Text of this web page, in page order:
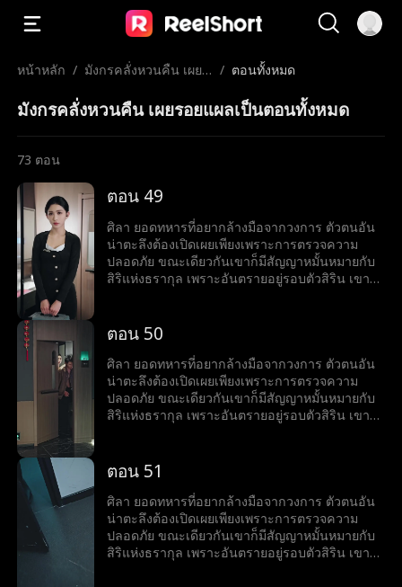
หน้าหลัก / มังกรคลั่งหวนคืน เผยร
/ ตอนทั้งหมด
มังกรคลั่งหวนคืน เผยรอยแผลเป็นตอนทั้งหมด
73 ตอน
ตอน 49
ศิลา ยอดทหารที่อยากล้างมือจากวงการ ตัวตนอัน
น่าตะลึงต้องเปิดเผยเพียงเพราะการตรวจความ
ปลอดภัย ขณะเดียวกันเขาก็มีสัญญาหมั้นหมายกับ
สิริแห่งธรากุล เพราะอันตรายอยู่รอบตัวสิริน เขาจึง
อุปสรรคได้ทุกครั้ง
ตอน 50
ศิลา ยอดทหารที่อยากล้างมือจากวงการ ตัวตนอัน
น่าตะลึงต้องเปิดเผยเพียงเพราะการตรวจความ
ปลอดภัย ขณะเดียวกันเขาก็มีสัญญาหมั้นหมายกับ
สิริแห่งธรากุล เพราะอันตรายอยู่รอบตัวสิริน เขาจึง
อุปสรรคได้ทุกครั้ง
ตอน 51
ศิลา ยอดทหารที่อยากล้างมือจากวงการ ตัวตนอัน
น่าตะลึงต้องเปิดเผยเพียงเพราะการตรวจความ
ปลอดภัย ขณะเดียวกันเขาก็มีสัญญาหมั้นหมายกับ
สิริแห่งธรากุล เพราะอันตรายอยู่รอบตัวสิริน เขาจึง